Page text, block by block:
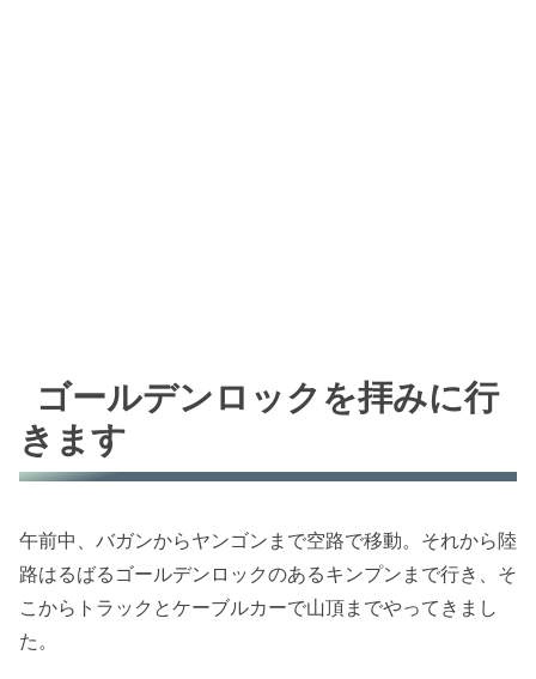
ゴールデンロックを拝みに行
きます
午前中、バガンからヤンゴンまで空路で移動。それから陸
路はるばるゴールデンロックのあるキンプンまで行き、そ
こからトラックとケーブルカーで山頂までやってきまし
た。